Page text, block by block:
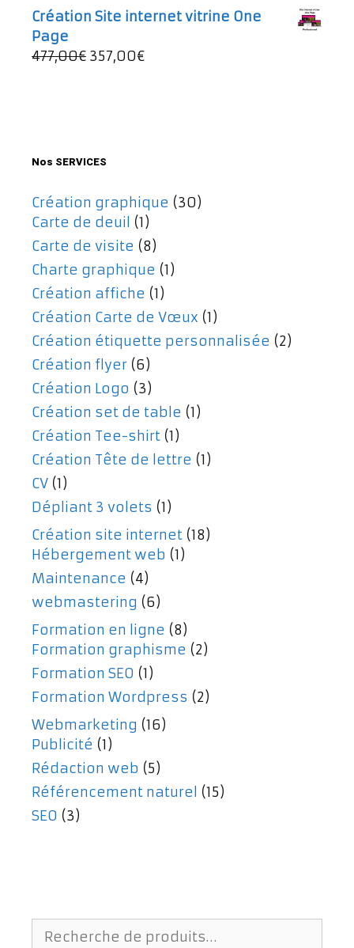
prix
était :
197,00€.
prix
est :
Création Site internet vitrine One
Page
477,00€ Le
357,00€Le
Nos SERVICES
Création graphique (30)
Carte de deuil (1)
Carte de visite (8)
Charte graphique (1)
Création affiche (1)
Création Carte de Vœux (1)
Création étiquette personnalisée (2)
Création flyer (6)
Création Logo (3)
Création set de table (1)
Création Tee-shirt (1)
Création Tête de lettre (1)
CV (1)
Dépliant 3 volets (1)
Création site internet (18)
Hébergement web (1)
Maintenance (4)
webmastering (6)
Formation en ligne (8)
Formation graphisme (2)
Formation SEO (1)
Formation Wordpress (2)
Webmarketing (16)
Publicité (1)
Rédaction web (5)
Référencement naturel (15)
SEO (3)
Recherche